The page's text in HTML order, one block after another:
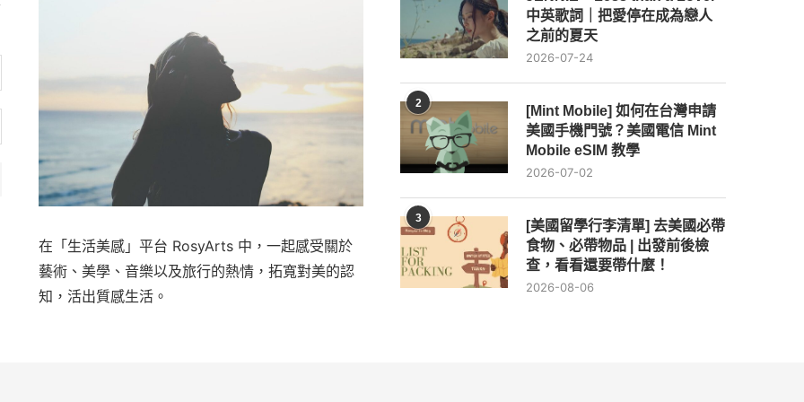
在「生活美感」平台 RosyArts 中，一起感受關於
藝術、美學、音樂以及旅行的熱情，拓寬對美的認
知，活出質感生活。
中英歌詞｜把愛停在成為戀人
之前的夏天
2026-07-24
2
[Mint Mobile] 如何在台灣申請
美國手機門號？美國電信 Mint
Mobile eSIM 教學
2026-07-02
3
[美國留學行李清單] 去美國必帶
食物、必帶物品 | 出發前後檢
查，看看還要帶什麼！
2026-08-06